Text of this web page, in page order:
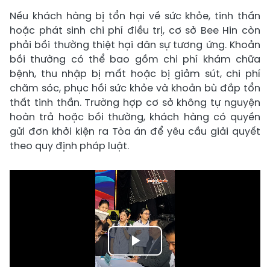
Nếu khách hàng bị tổn hại về sức khỏe, tinh thần
hoặc phát sinh chi phí điều trị, cơ sở Bee Hin còn
phải bồi thường thiệt hại dân sự tương ứng. Khoản
bồi thường có thể bao gồm chi phí khám chữa
bệnh, thu nhập bị mất hoặc bị giảm sút, chi phí
chăm sóc, phục hồi sức khỏe và khoản bù đắp tổn
thất tinh thần. Trường hợp cơ sở không tự nguyện
hoàn trả hoặc bồi thường, khách hàng có quyền
gửi đơn khởi kiện ra Tòa án để yêu cầu giải quyết
theo quy định pháp luật.
Play